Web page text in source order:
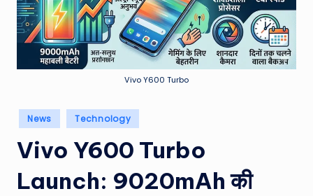
t
h
T
e
c
h
Vivo Y600 Turbo
Posted
in
News Technology
Vivo Y600 Turbo
Launch: 9020mAh की